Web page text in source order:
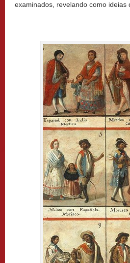
examinados, revelando como